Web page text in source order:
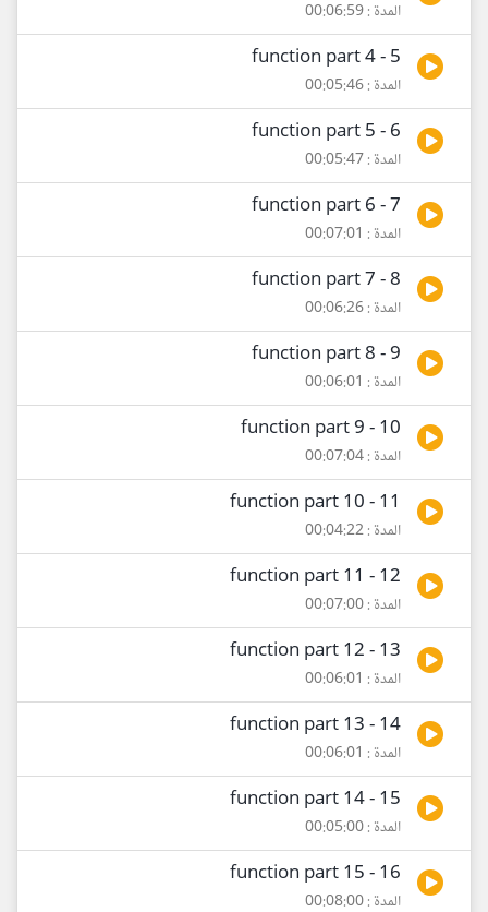
المدة : 00:06:59
5 - function part 4
المدة : 00:05:46
6 - function part 5
المدة : 00:05:47
7 - function part 6
المدة : 00:07:01
8 - function part 7
المدة : 00:06:26
9 - function part 8
المدة : 00:06:01
10 - function part 9
المدة : 00:07:04
11 - function part 10
المدة : 00:04:22
12 - function part 11
المدة : 00:07:00
13 - function part 12
المدة : 00:06:01
14 - function part 13
المدة : 00:06:01
15 - function part 14
المدة : 00:05:00
16 - function part 15
المدة : 00:08:00